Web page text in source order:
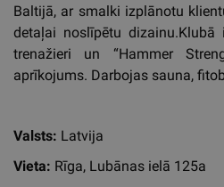
Baltijā, ar smalki izplānotu
detaļai noslīpētu dizainu.Klubā
trenažieri un “Hammer
aprīkojums. Darbojas sauna,
Valsts: Latvija
Vieta: Rīga, Lubānas ielā 125a